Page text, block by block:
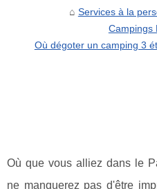
Services à la
Campings
Où dégoter un camping 3
Où que vous alliez dans le
ne manquerez pas d'être